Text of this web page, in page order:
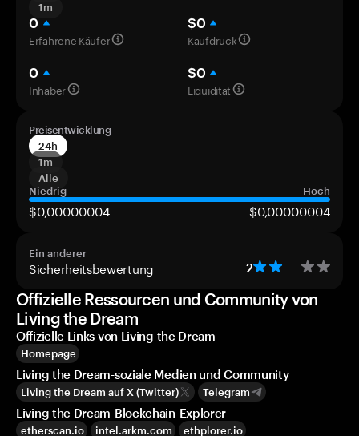
1m
0
Erfahrene Käufer
$0
Kaufdruck
0
Inhaber
$0
Liquidität
Preisentwicklung
24h
1m
Alle
Niedrig
Hoch
$0,00000004 $0,00000004
Ein anderer
Sicherheitsbewertung 2
Offizielle Ressourcen und Community von
Living the Dream
Offizielle Links von Living the Dream
Homepage
Living the Dream-soziale Medien und Community
Living the Dream auf X (Twitter) Telegram
Living the Dream-Blockchain-Explorer
etherscan.io intel.arkm.com ethplorer.io